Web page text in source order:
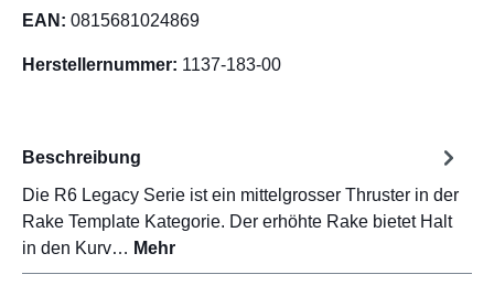
EAN: 0815681024869
Herstellernummer: 1137-183-00
Beschreibung
Die R6 Legacy Serie ist ein mittelgrosser Thruster in der
Rake Template Kategorie. Der erhöhte Rake bietet Halt
in den Kurv… Mehr